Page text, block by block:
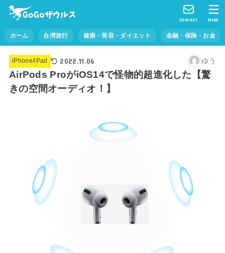
ホーム 台湾旅行 健康・美容・ダイエット 金融・保険・お金
CONTACT MENU
iPhone/iPad 2022.11.06 ゆう
AirPods ProがiOS14で怪物的超進化した【驚
きの空間オーディオ！】